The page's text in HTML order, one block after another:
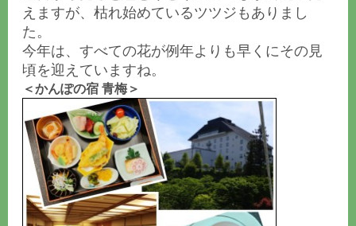
えますが、枯れ始めているツツジもありまし
た。
今年は、すべての花が例年よりも早くにその見
頃を迎えていますね。
＜かんぽの宿 青梅 ＞